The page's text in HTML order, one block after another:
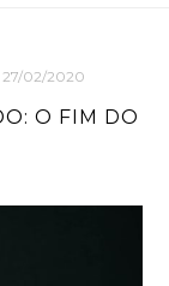
27/02/2020
O FIM DO